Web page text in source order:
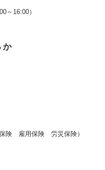
～16:00）
か
険 雇用保険 労災保険）